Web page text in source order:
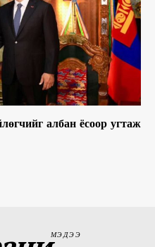
албан ёсоор угтаж
МЭДЭЭ